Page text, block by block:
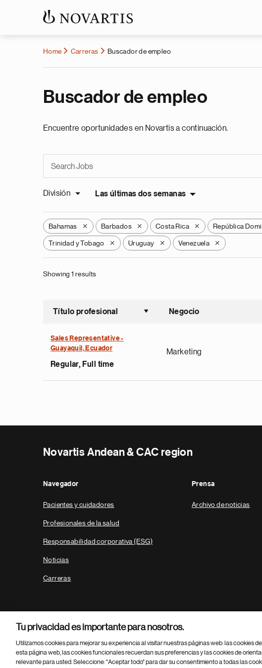
Home Carreras Buscador de empleo
Buscador de empleo
Encuentre oportunidades en Novartis a continuación.
División Las últimas dos semanas
Bahamas X Barbados X Costa Rica X República
Trinidad y Tobago X Uruguay X Venezuela X
Showing 1 results
Título profesional
Ordenar
Negocio
Sales Representative -
Guayaquil, Ecuador
Regular, Full time
Marketing
Novartis Andean & CAC region
Navegador
Pacientes y cuidadores
Profesionales de la salud
Responsabilidad corporativa (ESG)
Noticias
Carreras
Prensa
Archivo de noticias
Parte
© 2026 Novartis AG
Tu privacidad es importante para nosotros.
Utilizamos cookies para mejorar su experiencia al visitar nuestras páginas web: las cookies
esta página web, las cookies funcionales recuerdan sus preferencias y las cookies de
relevante para usted. Seleccione: "Aceptar todo" para dar su consentimiento a todas las